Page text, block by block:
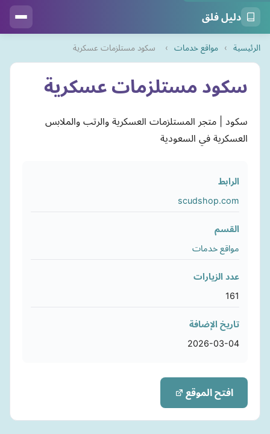
دليل فلق
الرئيسية › مواقع خدمات › سكود مستلزمات عسكرية
سكود مستلزمات عسكرية
سكود | متجر المستلزمات العسكرية والرتب والملابس
العسكرية في السعودية
الرابط
scudshop.com
القسم
مواقع خدمات
عدد الزيارات
161
تاريخ الإضافة
2026-03-04
افتح الموقع